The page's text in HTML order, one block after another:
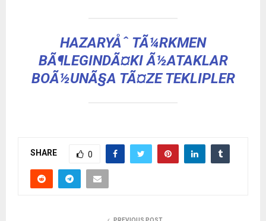
HAZARYÅˆ TÃ¼RKMEN
BÃ¶LEGINDÃ¤KI Ã½ATAKLAR
BOÃ½UNÃ§A TÃ¤ZE TEKLIPLER
SHARE 0